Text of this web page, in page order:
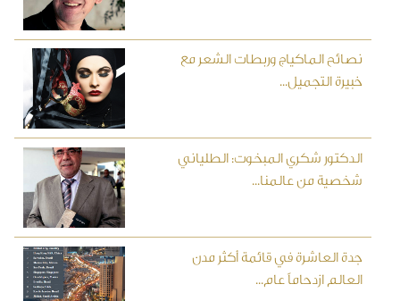
نصائح الماكياج وربطات الشعر مع
خبيرة التجميل...
الدكتور شكري المبخوت: الطلياني
شخصية من عالمنا...
جدة العاشرة في قائمة أكثر مدن
العالم ازدحاماً عام...